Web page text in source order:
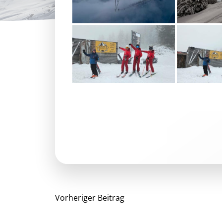
Vorheriger Beitrag